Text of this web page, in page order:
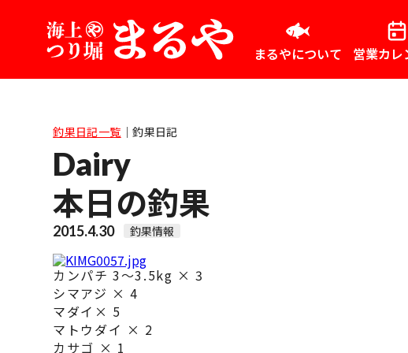
まるやについて 営業カレ
釣果日記一覧 ｜釣果日記
Dairy
本日の釣果
2015.4.30 釣果情報
カンパチ 3～3.5kg × 3
シマアジ × 4
マダイ× 5
マトウダイ × 2
カサゴ × 1